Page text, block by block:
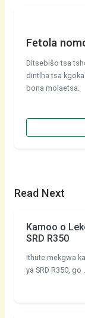
Fetola
Ditsebišo tsa
dintlha tsa
bona molaetsa.
Read Next
Kamoo o
SRD R350
Ithute mekgwa
ya SRD R350, go